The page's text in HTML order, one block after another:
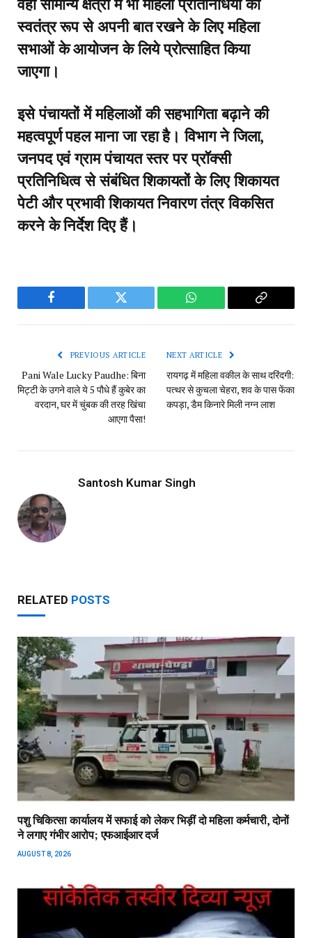
स्वतंत्र रूप से अपनी बात रखने के लिए महिला
सभाओं के आयोजन के लिये प्रोत्साहित किया
जाएगा।
इसे पंचायतों में महिलाओं की सहभागिता बढ़ाने की
महत्वपूर्ण पहल माना जा रहा है। विभाग ने जिला,
जनपद एवं ग्राम पंचायत स्तर पर प्रॉक्सी
प्रतिनिधित्व से संबंधित शिकायतों के लिए शिकायत
पेटी और प्रभावी शिकायत निवारण तंत्र विकसित
करने के निर्देश दिए हैं।
Facebook Twitter WhatsApp
Copy
PREVIOUS ARTICLE
Pani Wale Lucky Paudhe: बिना
मिट्टी के उगने वाले ये 5 पौधे हैं कुबेर का
वरदान, घर में चुंबक की तरह खिंचा
आएगा पैसा!
NEXT ARTICLE
रायगढ़ में महिला वकील के साथ दरिंदगी:
पत्थर से कुचला चेहरा, शव के पास फेंका
कपड़ा, डैम किनारे मिली नग्न लाश
Santosh Kumar Singh
RELATED POSTS
पशु चिकित्सा कार्यालय में सफाई को लेकर भिड़ीं दो महिला कर्मचारी, दोनों
ने लगाए गंभीर आरोप; एफआईआर दर्ज
AUGUST 8, 2026